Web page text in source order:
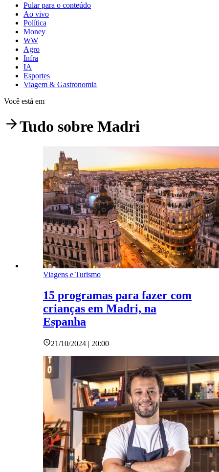
Pular para o conteúdo
Ao vivo
Política
Money
WW
Agro
Infra
IA
Esportes
Viagem & Gastronomia
Você está em
Tudo sobre Madri
Viagens e Turismo
15 programas para fazer com
crianças em Madri, na
Espanha
21/10/2024 | 20:00